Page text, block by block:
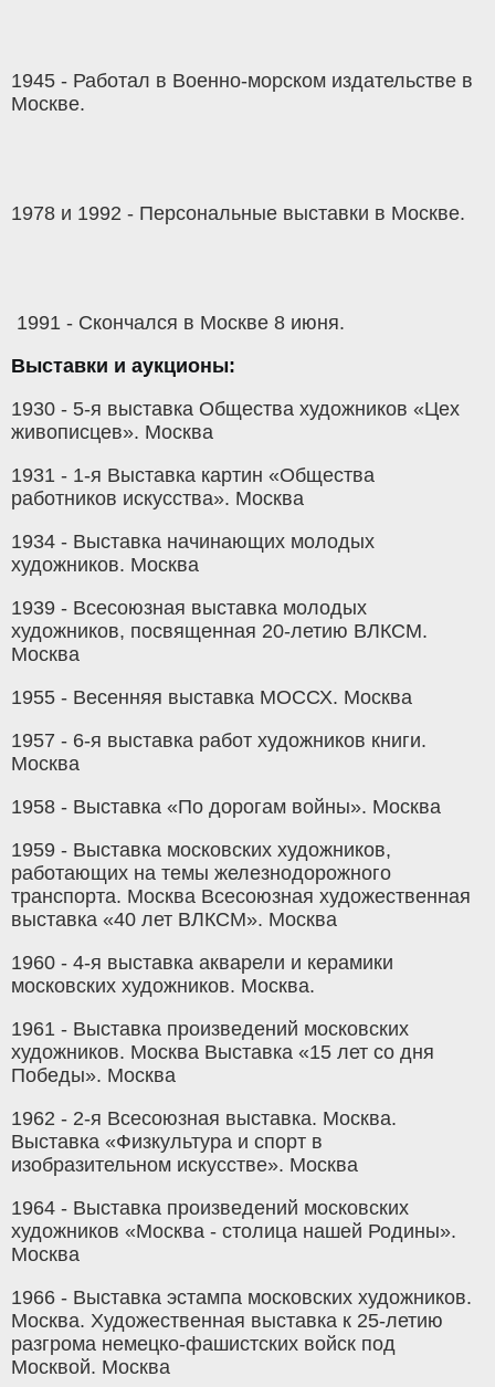
1945 - Работал в Военно-морском издательстве в
Москве.
1978 и 1992 - Персональные выставки в Москве.
1991 - Скончался в Москве 8 июня.
Выставки и аукционы:
1930 - 5-я выставка Общества художников «Цех
живописцев». Москва
1931 - 1-я Выставка картин «Общества
работников искусства». Москва
1934 - Выставка начинающих молодых
художников. Москва
1939 - Всесоюзная выставка молодых
художников, посвященная 20-летию ВЛКСМ.
Москва
1955 - Весенняя выставка МОССХ. Москва
1957 - 6-я выставка работ художников книги.
Москва
1958 - Выставка «По дорогам войны». Москва
1959 - Выставка московских художников,
работающих на темы железнодорожного
транспорта. Москва Всесоюзная художественная
выставка «40 лет ВЛКСМ». Москва
1960 - 4-я выставка акварели и керамики
московских художников. Москва.
1961 - Выставка произведений московских
художников. Москва Выставка «15 лет со дня
Победы». Москва
1962 - 2-я Всесоюзная выставка. Москва.
Выставка «Физкультура и спорт в
изобразительном искусстве». Москва
1964 - Выставка произведений московских
художников «Москва - столица нашей Родины».
Москва
1966 - Выставка эстампа московских художников.
Москва. Художественная выставка к 25-летию
разгрома немецко-фашистских войск под
Москвой. Москва